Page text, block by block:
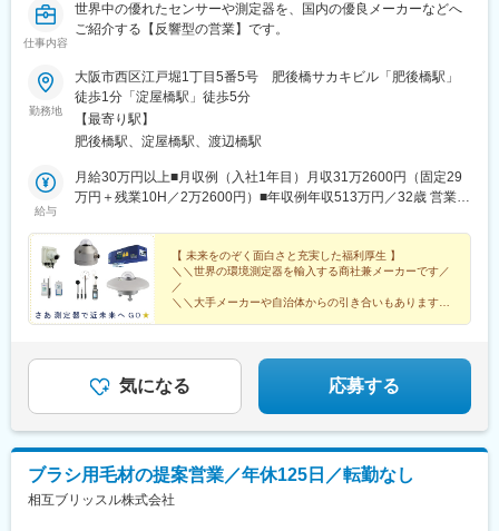
仕事内容
世界中の優れたセンサーや測定器を、国内の優良メーカーなどへ
ご紹介する【反響型の営業】です。
勤務地
大阪市西区江戸堀1丁目5番5号 肥後橋サカキビル「肥後橋駅」
徒歩1分「淀屋橋駅」徒歩5分
【最寄り駅】
肥後橋駅、淀屋橋駅、渡辺橋駅
給与
月給30万円以上■月収例（入社1年目）月収31万2600円（固定29
万円＋残業10H／2万2600円）■年収例年収513万円／32歳 営業職
＋残業10H／2万6000円）＋賞与80万円
【 未来をのぞく面白さと充実した福利厚生 】
＼＼世界の環境測定器を輸入する商社兼メーカーです／
／
＼＼大手メーカーや自治体からの引き合いもあります／
31万2600円（固定29万円＋残業10H／2万2600円）
気になる 応募する
ブラシ用毛材の提案営業／年休125日／転勤なし
相互ブリッスル株式会社